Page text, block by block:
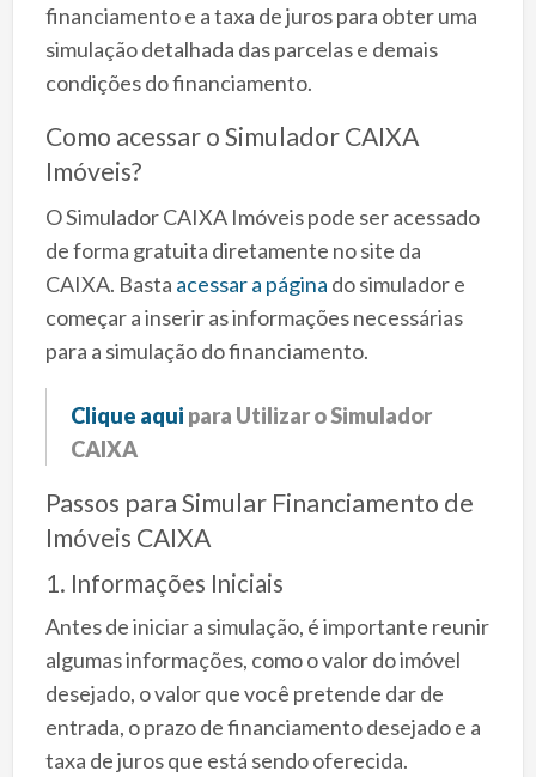
financiamento e a taxa de juros para obter uma
simulação detalhada das parcelas e demais
condições do financiamento.
Como acessar o Simulador CAIXA
Imóveis?
O Simulador CAIXA Imóveis pode ser acessado
de forma gratuita diretamente no site da
CAIXA. Basta acessar a página do simulador e
começar a inserir as informações necessárias
para a simulação do financiamento.
Clique aqui para Utilizar o Simulador
CAIXA
Passos para Simular Financiamento de
Imóveis CAIXA
1. Informações Iniciais
Antes de iniciar a simulação, é importante reunir
algumas informações, como o valor do imóvel
desejado, o valor que você pretende dar de
entrada, o prazo de financiamento desejado e a
taxa de juros que está sendo oferecida.